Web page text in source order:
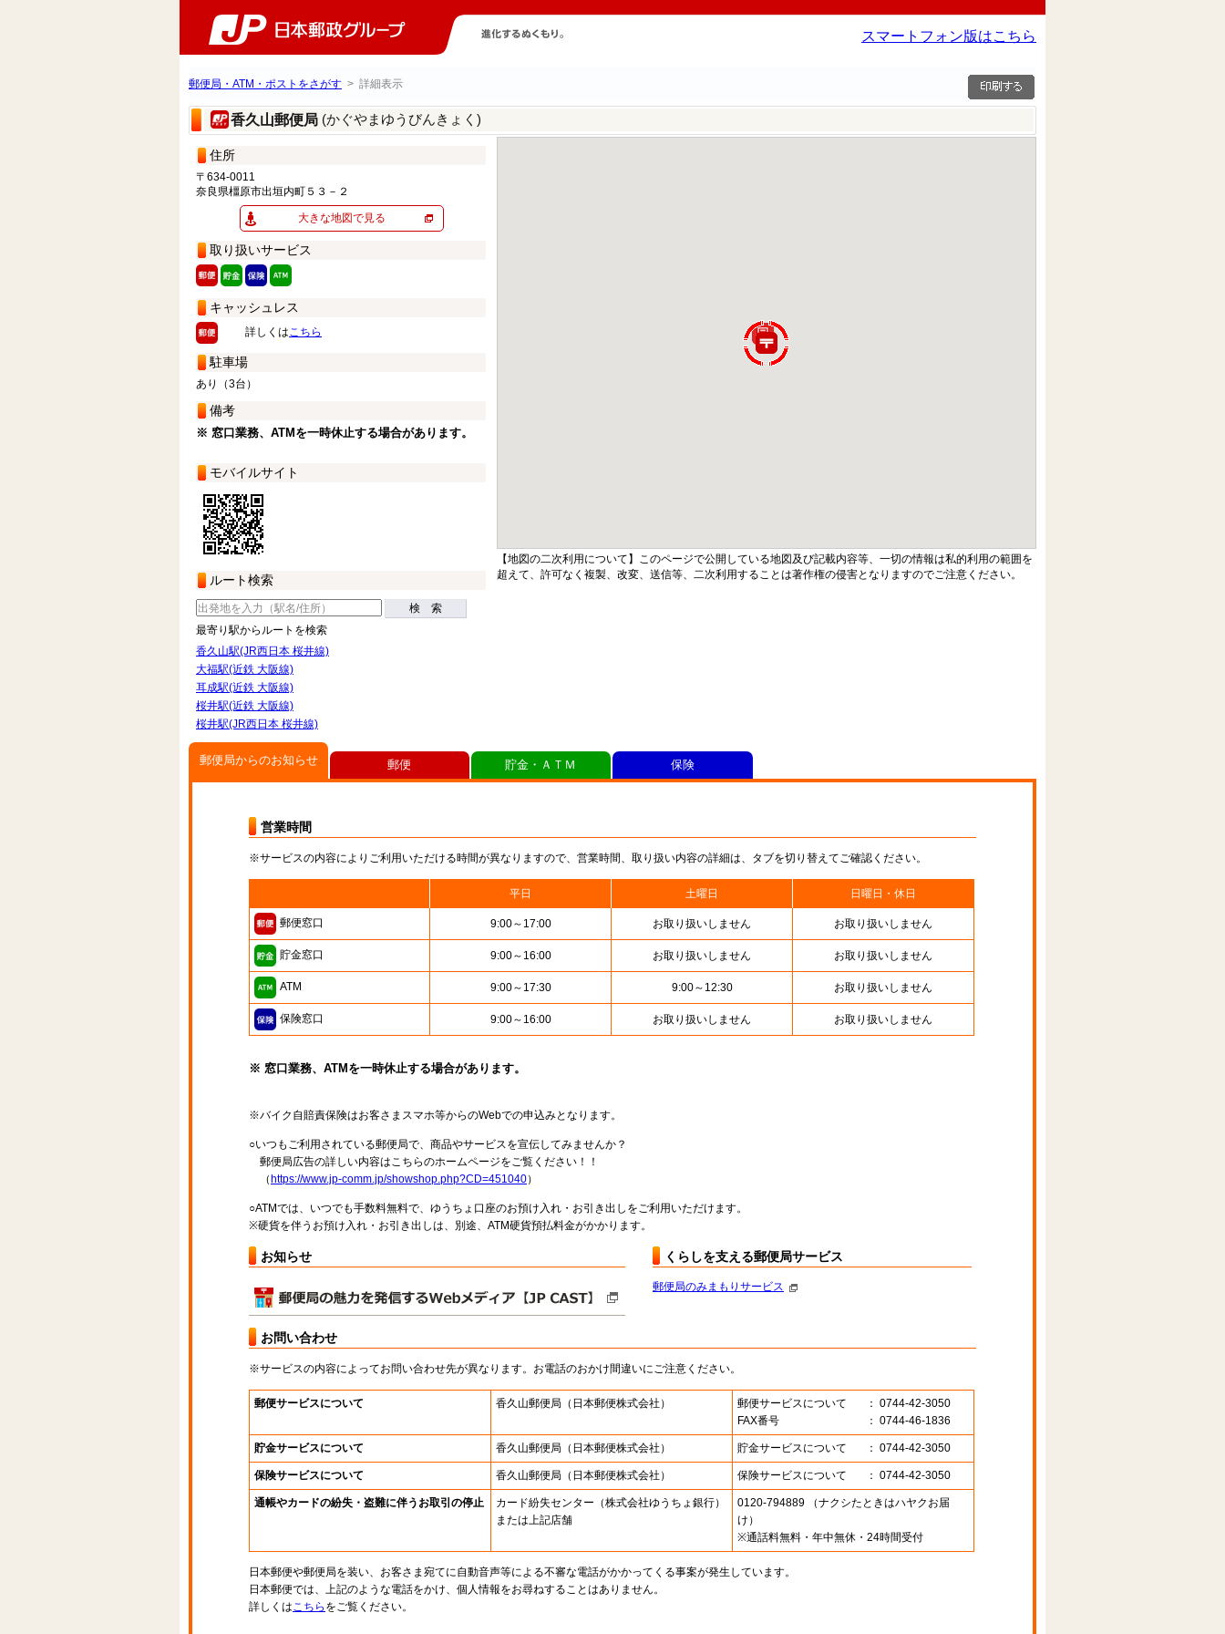
スマートフォン版はこちら
郵便局・ATM・ポストをさがす > 詳細表示
香久山郵便局 (かぐやまゆうびんきょく)
住所
〒634-0011
奈良県橿原市出垣内町５３－２
大きな地図で見る
取り扱いサービス
キャッシュレス
詳しくはこちら
駐車場
あり（3台）
備考
※ 窓口業務、ATMを一時休止する場合があります。
モバイルサイト
ルート検索
検 索
最寄り駅からルートを検索
香久山駅(JR西日本 桜井線)
大福駅(近鉄 大阪線)
耳成駅(近鉄 大阪線)
桜井駅(近鉄 大阪線)
桜井駅(JR西日本 桜井線)
【地図の二次利用について】このページで公開している地図及び記載内容等、一切の情報は私的利用の範囲を
超えて、許可なく複製、改変、送信等、二次利用することは著作権の侵害となりますのでご注意ください。
郵便局からのお知らせ
営業時間
※サービスの内容によりご利用いただける時間が異なりますので、営業時間、取り扱い内容の詳細は、タブを切り替えてご確認ください。
平日 土曜日 日曜日・休日
郵便窓口 9:00～17:00 お取り扱いしません お取り扱いしません
貯金窓口 9:00～16:00 お取り扱いしません お取り扱いしません
ATM 9:00～17:30 9:00～12:30 お取り扱いしません
保険窓口 9:00～16:00 お取り扱いしません お取り扱いしません
※ 窓口業務、ATMを一時休止する場合があります。
※バイク自賠責保険はお客さまスマホ等からのWebでの申込みとなります。
○いつもご利用されている郵便局で、商品やサービスを宣伝してみませんか？
郵便局広告の詳しい内容はこちらのホームページをご覧ください！！
（ https://www.jp-comm.jp/showshop.php?CD=451040）
○ATMでは、いつでも手数料無料で、ゆうちょ口座のお預け入れ・お引き出しをご利用いただけます。
※硬貨を伴うお預け入れ・お引き出しは、別途、ATM硬貨預払料金がかかります。
お知らせ くらしを支える郵便局サービス
郵便局のみまもりサービス
お問い合わせ
※サービスの内容によってお問い合わせ先が異なります。お電話のおかけ間違いにご注意ください。
郵便サービスについて 香久山郵便局 （日本郵便株式会社） 郵便サービスについて
： 0744-42-3050
FAX番号
： 0744-46-1836
貯金サービスについて 香久山郵便局 （日本郵便株式会社） 貯金サービスについて ： 0744-42-3050
保険サービスについて 香久山郵便局 （日本郵便株式会社） 保険サービスについて ： 0744-42-3050
通帳やカードの紛失・盗難に伴うお取引の停止 カード紛失センター （株式会社ゆうちょ銀行）
または上記店舗
0120-794889 （ナクシたときはハヤクお届
け）
※通話料無料・年中無休・24時間受付
日本郵便や郵便局を装い、お客さま宛てに自動音声等による不審な電話がかかってくる事案が発生しています。
日本郵便では、上記のような電話をかけ、個人情報をお尋ねすることはありません。
詳しくはこちら をご覧ください。
郵便 貯金・ＡＴＭ 保険